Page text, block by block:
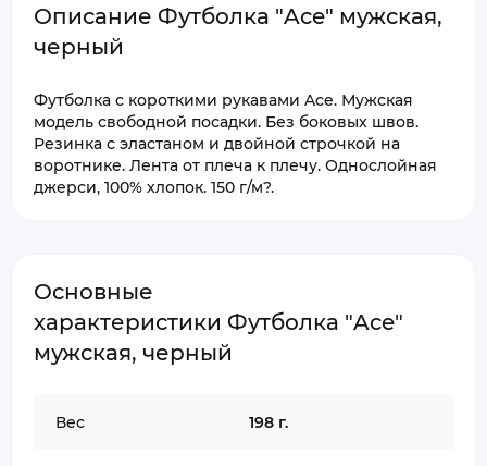
Описание Футболка "Ace" мужская,
черный
Футболка с короткими рукавами Ace. Мужская
модель свободной посадки. Без боковых швов.
Резинка с эластаном и двойной строчкой на
воротнике. Лента от плеча к плечу. Однослойная
джерси, 100% хлопок. 150 г/м?.
Основные
характеристики Футболка "Ace"
мужская, черный
Вес 198 г.